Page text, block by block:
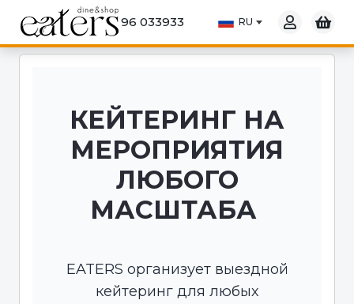
96 033933
КЕЙТЕРИНГ НА
МЕРОПРИЯТИЯ
ЛЮБОГО
МАСШТАБА
EATERS организует выездной
кейтеринг для любых